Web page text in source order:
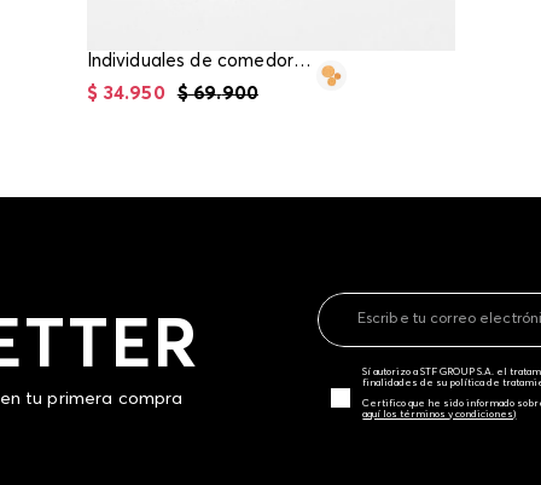
Individuales de comedor para recipientes
$ 69.900
$ 34.950
tu primera compra
Sí autorizo a STF GROUP S.A. el
finalidades de su política de
Certifico que he sido informado
aquí los términos y condiciones)